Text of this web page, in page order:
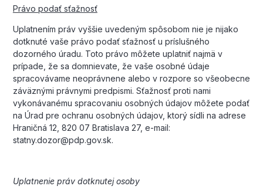
Právo podať sťažnosť
Uplatnením práv vyššie uvedeným spôsobom nie je nijako
dotknuté vaše právo podať sťažnosť u príslušného
dozorného úradu. Toto právo môžete uplatniť najmä v
prípade, že sa domnievate, že vaše osobné údaje
spracovávame neoprávnene alebo v rozpore so všeobecne
záväznými právnymi predpismi. Sťažnosť proti nami
vykonávanému spracovaniu osobných údajov môžete podať
na Úrad pre ochranu osobných údajov, ktorý sídli na adrese
Hraničná 12, 820 07 Bratislava 27, e-mail:
statny.dozor@pdp.gov.sk.
Uplatnenie práv dotknutej osoby